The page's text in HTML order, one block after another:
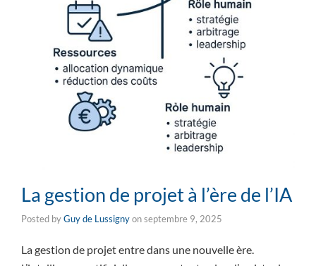
La gestion de projet à l’ère de l’IA
Posted byGuy de Lussignyonseptembre 9, 2025
La gestion de projet entre dans une nouvelle ère.